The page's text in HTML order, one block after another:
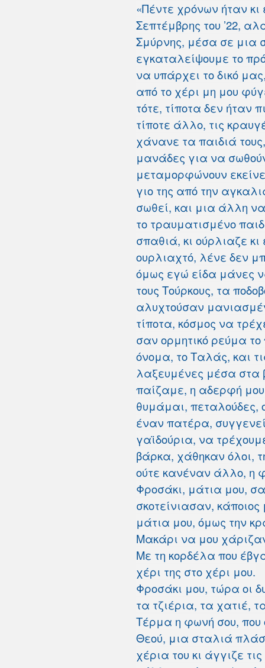
«Πέντε χρόνων ήταν
Σεπτέμβρης του ’22,
Σμύρνης, μέσα σε μια
εγκαταλείψουμε το
να υπάρχει το δικό
από το χέρι μη μου
τότε, τίποτα δεν ήταν
τίποτε άλλο, τις
χάνανε τα παιδιά
μανάδες για να σωθούν
μεταμορφώνουν
γιο της από την
σωθεί, και μια άλλη
το τραυματισμένο
σπαθιά, κι ούρλιαζε κι
ουρλιαχτό, λένε δεν
όμως εγώ είδα μάνες
τους Τούρκους, τα
αλυχτούσαν
τίποτα, κόσμος να
σαν ορμητικό ρεύμα
όνομα, το Ταλάς, και
λαξευμένες μέσα στα
παίζαμε, η αδερφή
θυμάμαι, πεταλούδες,
έναν πατέρα,
γαϊδούρια, να
βάρκα, χάθηκαν όλοι,
ούτε κανέναν άλλο, η
Φροσάκι, μάτια μου,
σκοτείνιασαν,
μάτια μου, όμως την
Μακάρι να μου
Με τη κορδέλα που
χέρι της στο χέρι μου.
Φροσάκι μου, τώρα οι
τα τζιέρια, τα χατιέ,
Τέρμα η φωνή σου, που
Θεού, μια σταλιά
χέρια του κι άγγιζε